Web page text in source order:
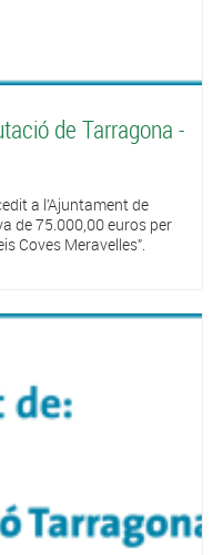
de Tarragona -
a l’Ajuntament de
de 75.000,00 euros per
Coves Meravelles”.